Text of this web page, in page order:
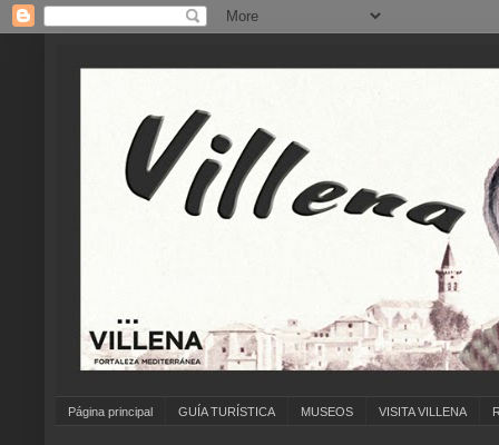
Página principal GUÍA TURÍSTICA MUSEOS VISITA VILLENA